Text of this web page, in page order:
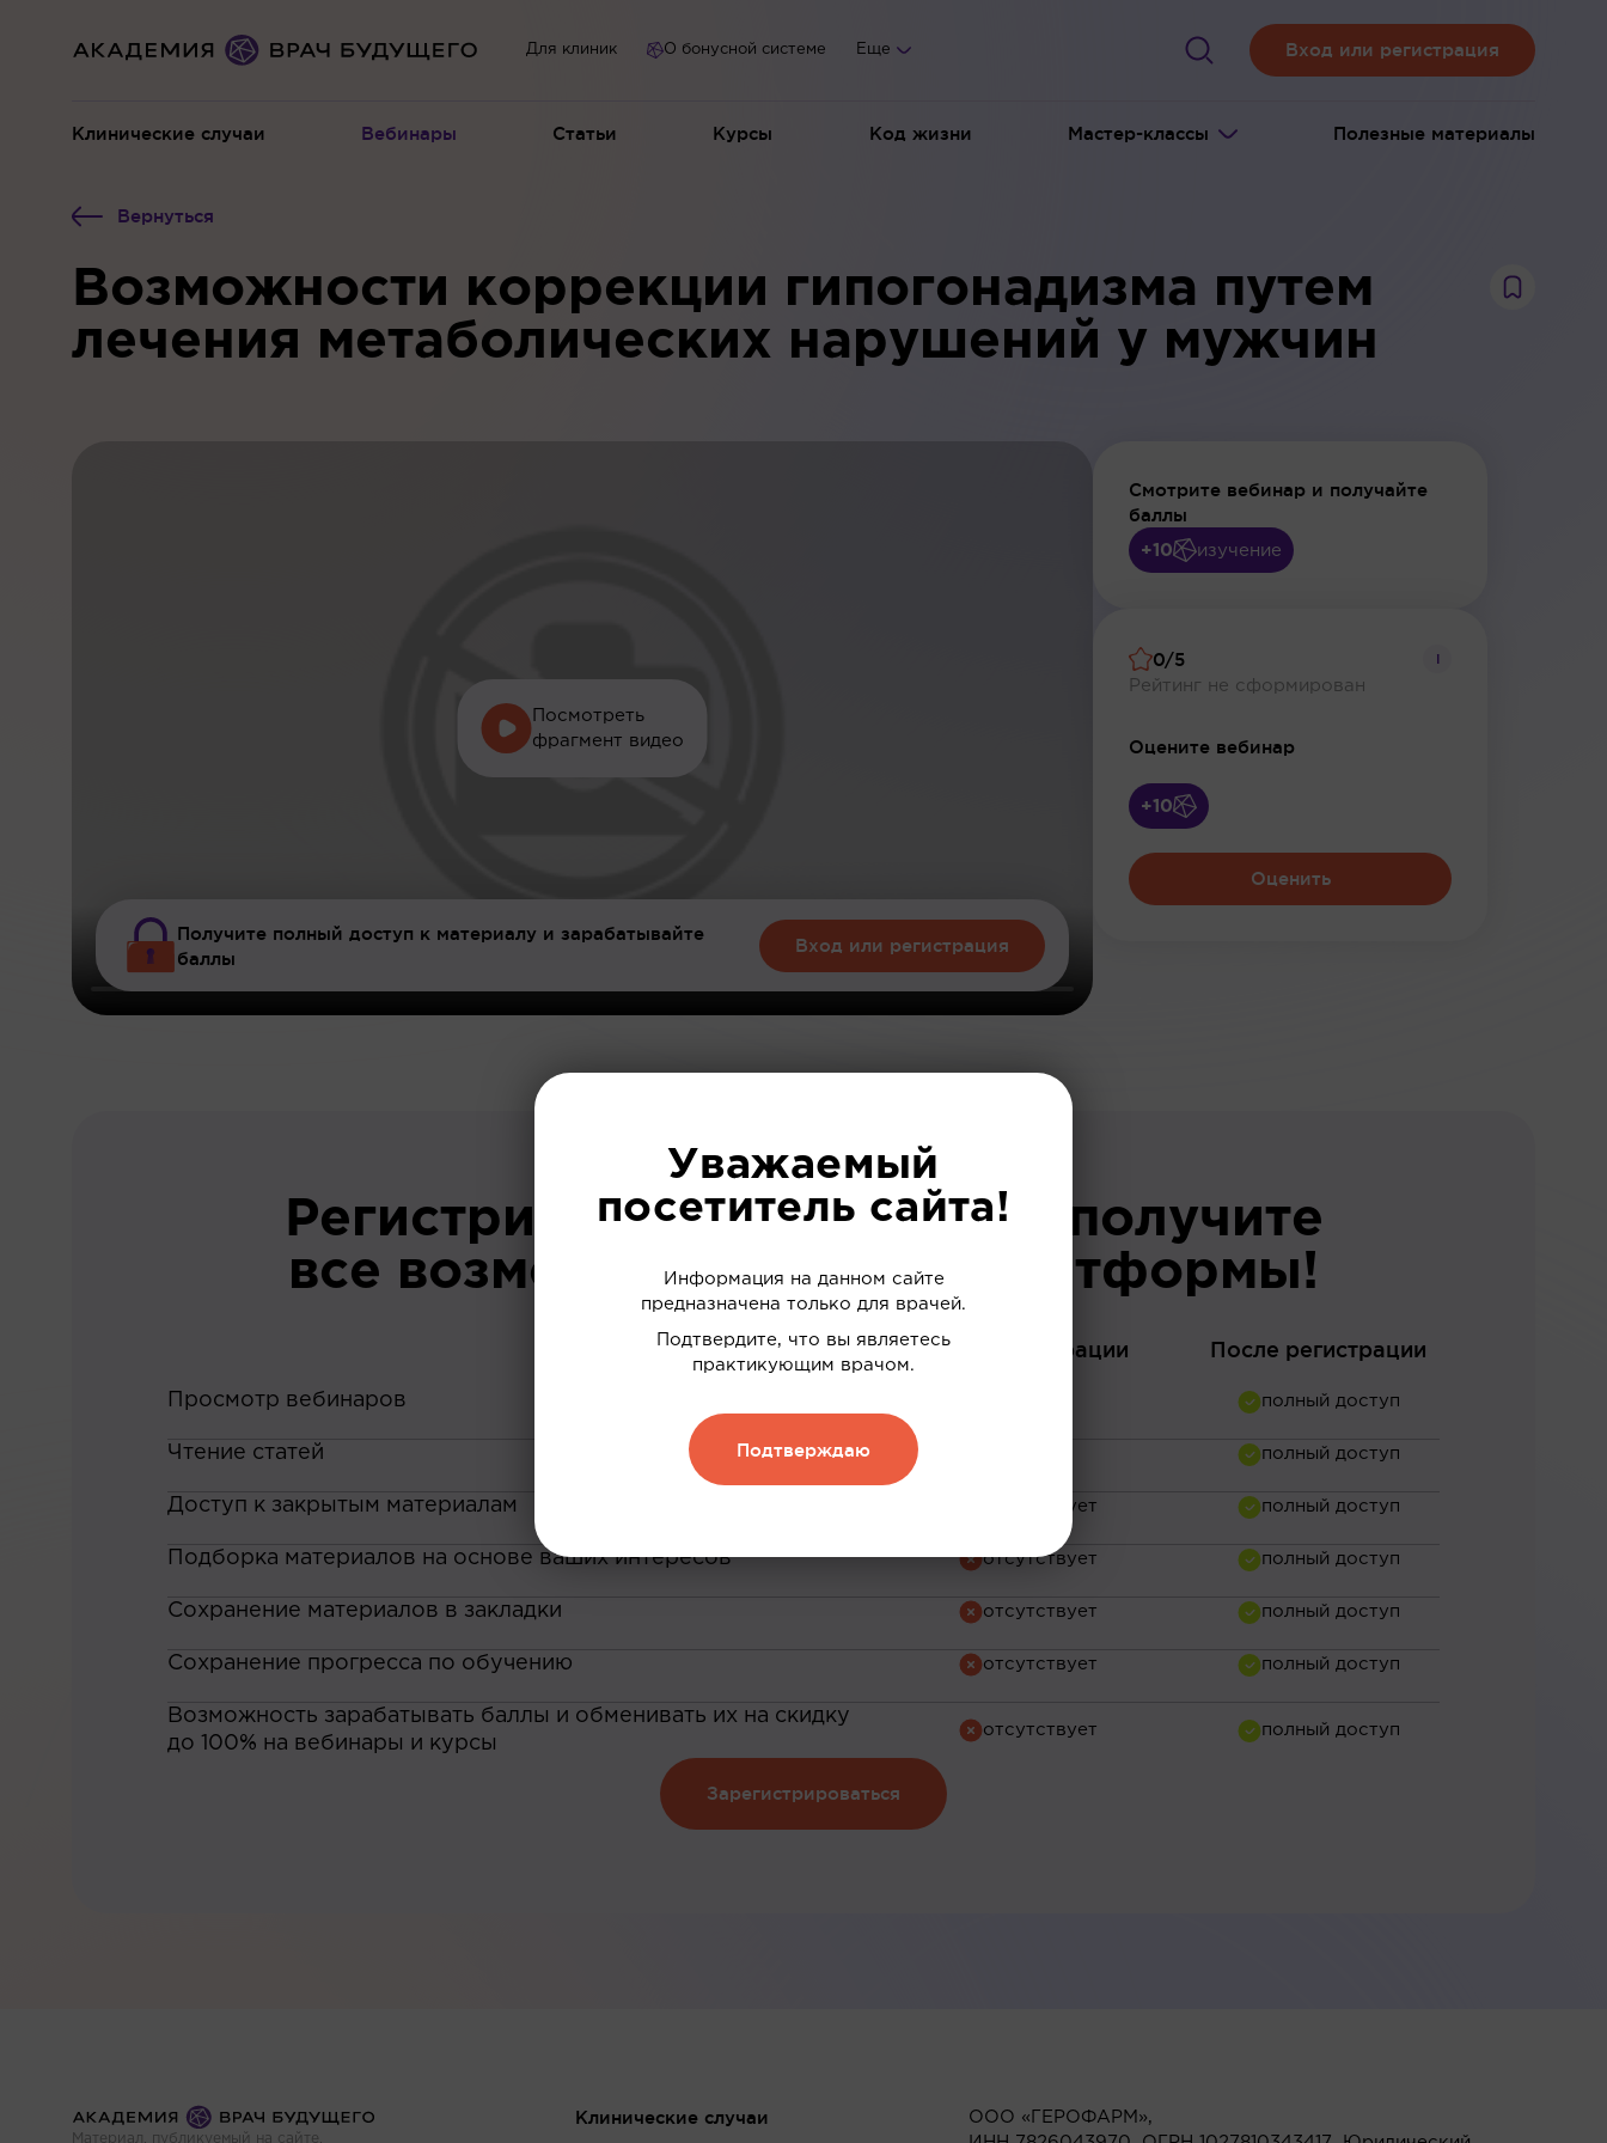
Вход или регистрация
Клинические случаи Вебинары Статьи Курсы Код жизни Мастер-классы Полезные материалы
Для клиник О бонусной системе Еще
Вернуться
Возможности коррекции гипогонадизма путем
лечения метаболических нарушений у мужчин
Посмотреть
фрагмент видео
Получите полный доступ к материалу и зарабатывайте
баллы
Вход или регистрация
Смотрите вебинар и получайте
баллы
+10 изучение
0/5
Рейтинг не сформирован
i
Оцените вебинар
+10
Оценить
Регистрируйтесь на сайте и получите
все возможности нашей платформы!
До регистрации После регистрации
Просмотр вебинаров
Чтение статей
Доступ к закрытым материалам
Подборка материалов на основе ваших интересов
Сохранение материалов в закладки
Сохранение прогресса по обучению
Возможность зарабатывать баллы и обменивать их на скидку
до 100% на вебинары и курсы
Зарегистрироваться
Материал, публикуемый на сайте,
Клинические случаи
ООО «ГЕРОФАРМ»,
Уважаемый
посетитель сайта!
Информация на данном сайте
предназначена только для врачей.
Подтвердите, что вы являетесь
практикующим врачом.
Подтверждаю